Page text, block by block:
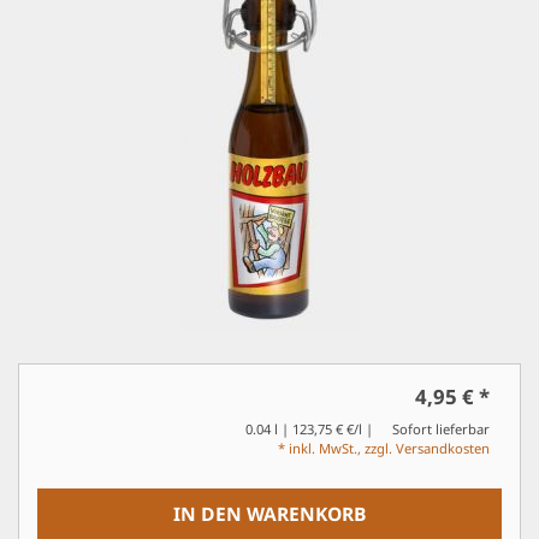
4,95 €*
0.04 l | 123,75 € €/l
Sofort lieferbar
* inkl. MwSt., zzgl. Versandkosten
IN DEN WARENKORB